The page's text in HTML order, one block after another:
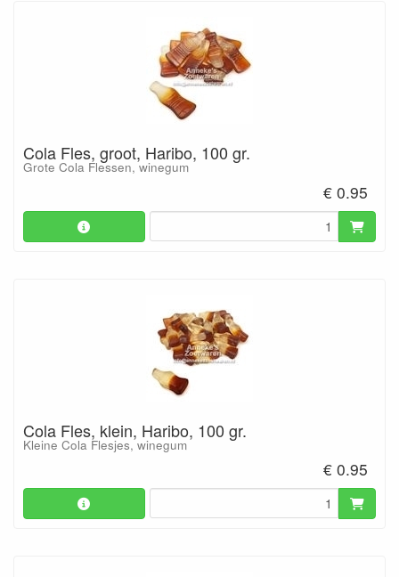
Cola Fles, groot, Haribo, 100 gr.
Grote Cola Flessen, winegum
€ 0.95
Cola Fles, klein, Haribo, 100 gr.
Kleine Cola Flesjes, winegum
€ 0.95